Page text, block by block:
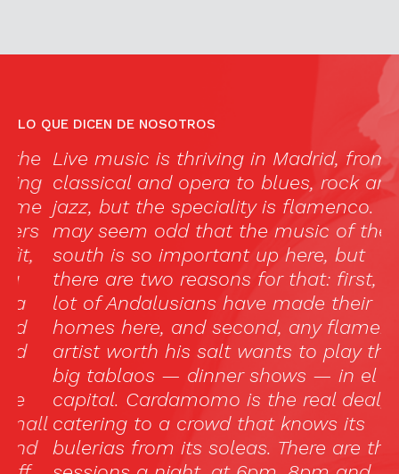
LO QUE DICEN DE NOSOTROS
Live music is thriving in Madrid, from
classical and opera to blues, rock and
jazz, but the speciality is flamenco. It
may seem odd that the music of the
south is so important up here, but
there are two reasons for that: first, a
lot of Andalusians have made their
homes here, and second, any flamenco
artist worth his salt wants to play the
big tablaos — dinner shows — in el
capital. Cardamomo is the real deal,
catering to a crowd that knows its
bulerias from its soleas. There are three